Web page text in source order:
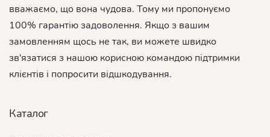
вважаємо, що вона чудова. Тому ми пропонуємо
100% гарантію задоволення. Якщо з вашим
замовленням щось не так, ви можете швидко
зв'язатися з нашою корисною командою підтримки
клієнтів і попросити відшкодування.
Каталог